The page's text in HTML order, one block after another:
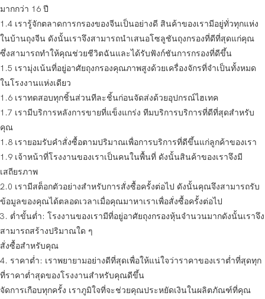
มากกว่า 16 ปี
1.4 เรารู้จักตลาดการกรองของจีนเป็นอย่างดี สินค้าของเรามีอยู่ทั่วทุกแห่ง
ในบ้านถุงจีน ดังนั้นเราจึงสามารถนำเสนอโซลูชันถุงกรองที่ดีที่สุดแก่คุณ
ซึ่งสามารถทำให้คุณช่วยชีวิตฉันและได้รับฟังก์ชันการกรองที่ดีขึ้น
1.5 เรามุ่งเน้นที่อยู่อาศัยถุงกรองคุณภาพสูงด้วยเครื่องจักรที่จำเป็นทั้งหมด
ในโรงงานแห่งเดียว
1.6 เราทดสอบทุกชิ้นส่วนทีละชิ้นก่อนจัดส่งด้วยอุปกรณ์ไฮเทค
1.7 เรามีบริการหลังการขายที่แข็งแกร่ง ทีมบริการบริการที่ดีที่สุดสำหรับ
คุณ
1.8 เรายอมรับคำสั่งซื้อตามปริมาณเพื่อการบริการที่ดีขึ้นแก่ลูกค้าของเรา
1.9 เจ้าหน้าที่โรงงานของเราเป็นคนในพื้นที่ ดังนั้นสินค้าของเราจึงมี
เสถียรภาพ
2.0 เรามีสต็อกตัวอย่างสำหรับการสั่งซื้อครั้งต่อไป ดังนั้นคุณจึงสามารถรับ
ข้อมูลของคุณได้ตลอดเวลาเมื่อคุณมาหาเราเพื่อสั่งซื้อครั้งต่อไป
3. ต่ำขั้นต่ำ: โรงงานของเรามีที่อยู่อาศัยถุงกรองหุ้นจำนวนมากดังนั้นเราจึง
สามารถสร้างปริมาณใด ๆ
สั่งซื้อสำหรับคุณ
4. ราคาต่ำ: เราพยายามอย่างดีที่สุดเพื่อให้แน่ใจว่าราคาของเราต่ำที่สุดทุก
ที่ราคาต่ำสุดของโรงงานสำหรับคุณดีขึ้น
จัดการเกือบทุกครั้ง เราภูมิใจที่จะช่วยคุณประหยัดเงินในผลิตภัณฑ์ที่คุณ